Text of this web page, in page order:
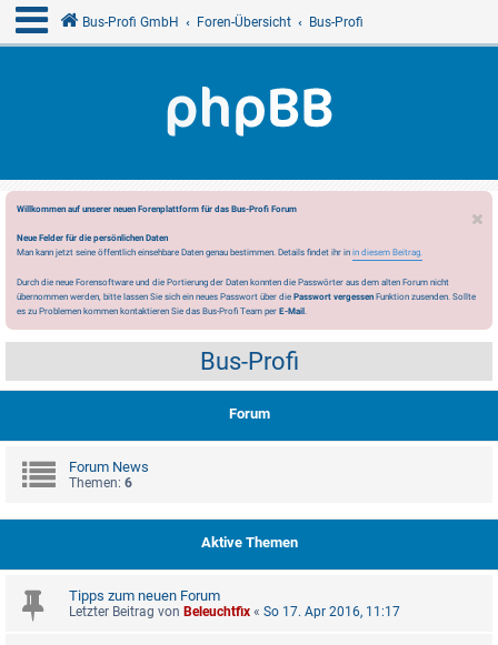
Bus-Profi GmbH Foren-Übersicht Bus-Profi
Willkommen auf unserer neuen Forenplattform für das Bus-Profi Forum
Neue Felder für die persönlichen Daten
Man kann jetzt seine öffentlich einsehbare Daten genau bestimmen. Details findet ihr in in diesem Beitrag.
Durch die neue Forensoftware und die Portierung der Daten konnten die Passwörter aus dem alten Forum nicht
übernommen werden, bitte lassen Sie sich ein neues Passwort über die Passwort vergessen Funktion zusenden. Sollte
es zu Problemen kommen kontaktieren Sie das Bus-Profi Team per E-Mail.
Bus-Profi
Forum
Forum News
Themen: 6
Aktive Themen
Tipps zum neuen Forum
Letzter Beitrag von Beleuchtfix « So 17. Apr 2016, 11:17